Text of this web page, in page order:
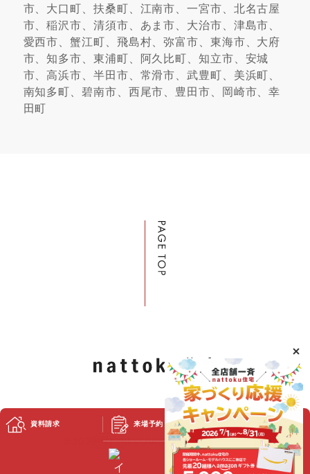
市、大口町、扶桑町、江南市、一宮市、北名古屋
市、稲沢市、清須市、あま市、大治市、津島市、
愛西市、蟹江町、飛島村、弥富市、東海市、大府
市、知多市、東浦町、阿久比町、知立市、安城
市、高浜市、半田市、常滑市、武豊町、美浜町、
南知多町、碧南市、西尾市、豊田市、岡崎市、幸
田町
©2023 Nattoku Jutaku Kobo Co., Ltd.
資料請求 来場予約 スタッフブログ